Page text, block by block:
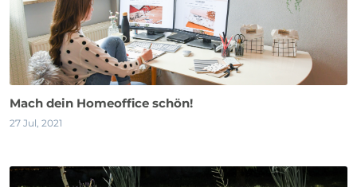
Mach dein Homeoffice schön!
27 Jul, 2021